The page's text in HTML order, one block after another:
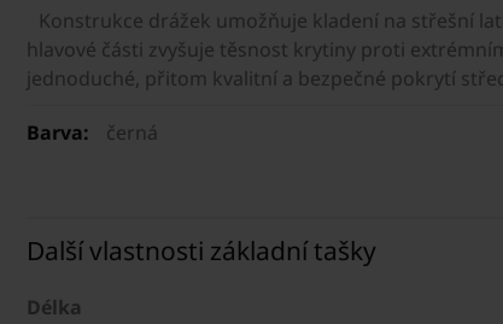
Konstrukce drážek umožňuje kladení na střešní
hlavové části zvyšuje těsnost krytiny proti
jednoduché, přitom kvalitní a bezpečné pokrytí
Barva: černá
Další vlastnosti základní tašky
Délka